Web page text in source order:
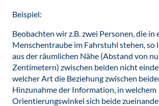
Beispiel:
Beobachten wir z.B. zwei Personen, die in
Menschentraube im Fahrstuhl stehen, so
aus der räumlichen Nähe (Abstand von
Zentimetern) zwischen beiden nicht
welcher Art die Beziehung zwischen
Hinzunahme der Information, in welchem
Orientierungswinkel sich beide